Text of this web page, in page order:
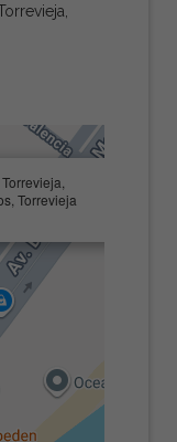
Torrevieja